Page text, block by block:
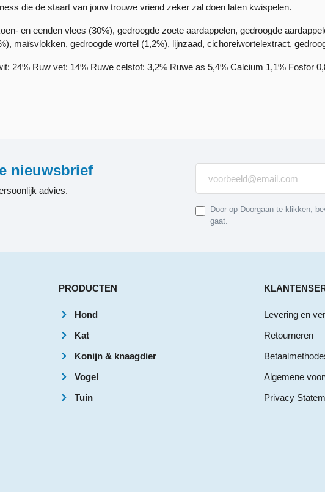
die de staart van jouw trouwe vriend zeker zal doen laten kwispelen.
en eenden vlees (30%), gedroogde zoete aardappelen, gedroogde
maïsvlokken, gedroogde wortel (1,2%), lijnzaad, cichoreiwortelextract,
24% Ruw vet: 14% Ruwe celstof: 3,2% Ruwe as 5,4% Calcium 1,1% Fosfor
nieuwsbrief
advies.
Door op Doorgaan te klikken,
gaat.
PRODUCTEN
Hond
Kat
Konijn & knaagdier
Vogel
Tuin
Levering en
Retourneren
Algemene
Privacy